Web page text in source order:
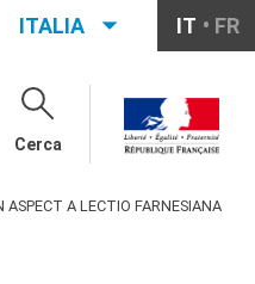
ITALIA IT FR
Cerca
ASPECT A LECTIO FARNESIANA